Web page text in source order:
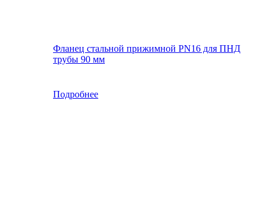
Фланец стальной прижимной PN16 для ПНД
трубы 90 мм
Подробнее